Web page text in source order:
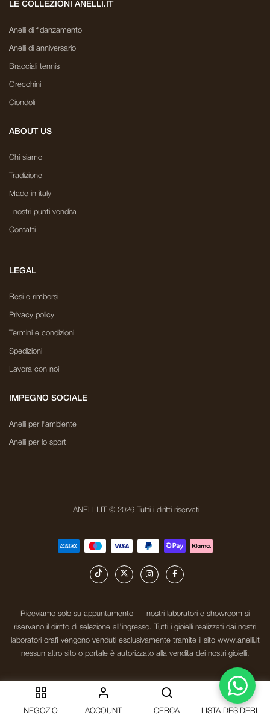
NEGOZIO ACCOUNT CERCA
0
LISTA DESIDERI
LE COLLEZIONI ANELLI.IT
Anelli di fidanzamento
Anelli di anniversario
Bracciali tennis
Orecchini
Ciondoli
ABOUT US
Chi siamo
Tradizione
Made in italy
I nostri punti vendita
Contatti
LEGAL
Resi e rimborsi
Privacy policy
Termini e condizioni
Spedizioni
Lavora con noi
IMPEGNO SOCIALE
Anelli per l'ambiente
Anelli per lo sport
ANELLI.IT © 2026 Tutti i diritti riservati
Riceviamo solo su appuntamento – I nostri laboratori e showroom si
riservano il diritto di selezione all’ingresso. Tutti i gioielli realizzati dai nostri
laboratori orafi vengono venduti esclusivamente tramite il sito www.anelli.it
nessun altro sito o portale è autorizzato alla vendita dei nostri gioielli.